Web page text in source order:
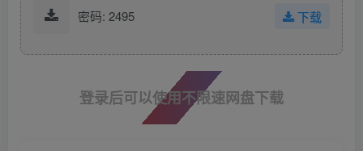
密码: 2495 下载
登录后可以使用不限速网盘下载